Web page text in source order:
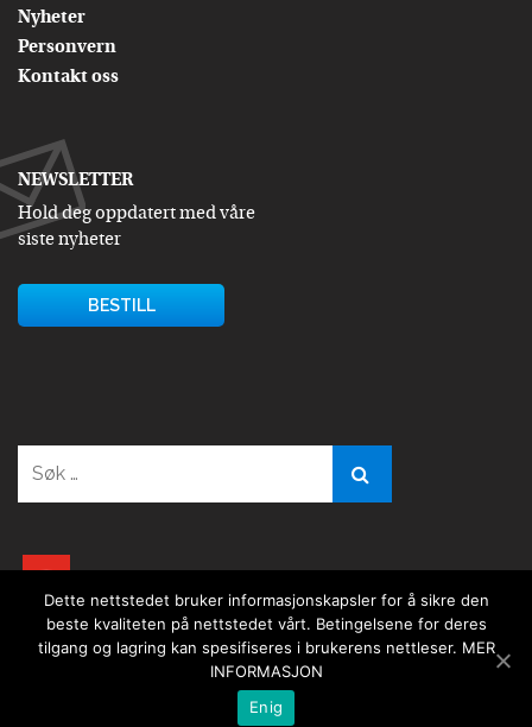
Nyheter
Personvern
Kontakt oss
NEWSLETTER
Hold deg oppdatert med våre
siste nyheter
BESTILL
youtube
Dette nettstedet bruker informasjonskapsler for å sikre den
beste kvaliteten på nettstedet vårt. Betingelsene for deres
tilgang og lagring kan spesifiseres i brukerens nettleser. MER
INFORMASJON
Enig